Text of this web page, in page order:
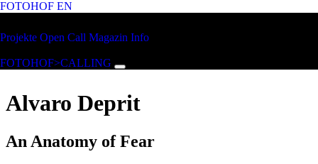
Zum Hauptinhalt springen
FOTOHOF EN
Projekte Open Call Magazin Info
FOTOHOF>CALLING
Alvaro Deprit
An Anatomy of Fear